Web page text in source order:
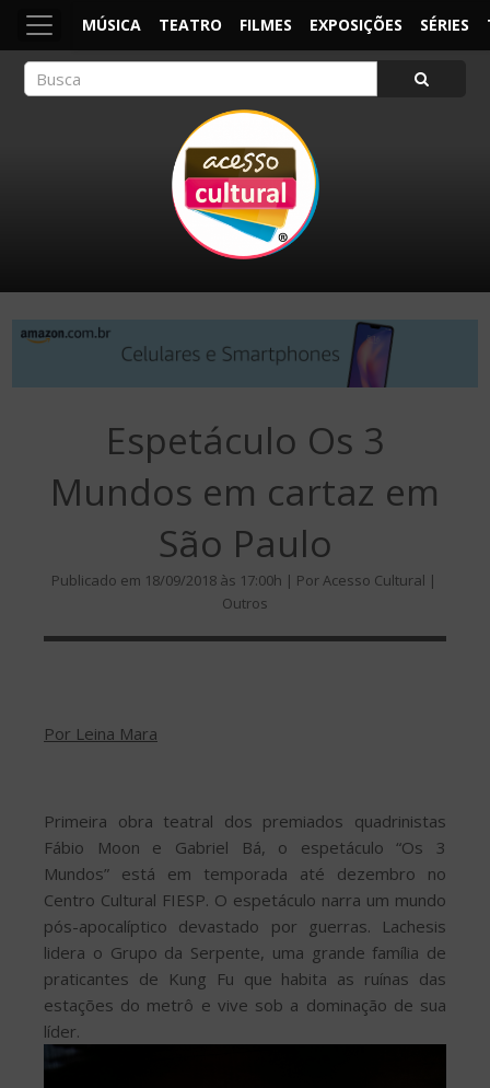
MÚSICA TEATRO FILMES EXPOSIÇÕES SÉRIES
Espetáculo Os 3
Mundos em cartaz em
São Paulo
Publicado em 18/09/2018 às 17:00h | Por Acesso Cultural |
Outros
Por Leina Mara
Primeira obra teatral dos premiados quadrinistas
Fábio Moon e Gabriel Bá, o espetáculo “Os 3
Mundos” está em temporada até dezembro no
Centro Cultural FIESP. O espetáculo narra um mundo
pós-apocalíptico devastado por guerras. Lachesis
lidera o Grupo da Serpente, uma grande família de
praticantes de Kung Fu que habita as ruínas das
estações do metrô e vive sob a dominação de sua
líder.